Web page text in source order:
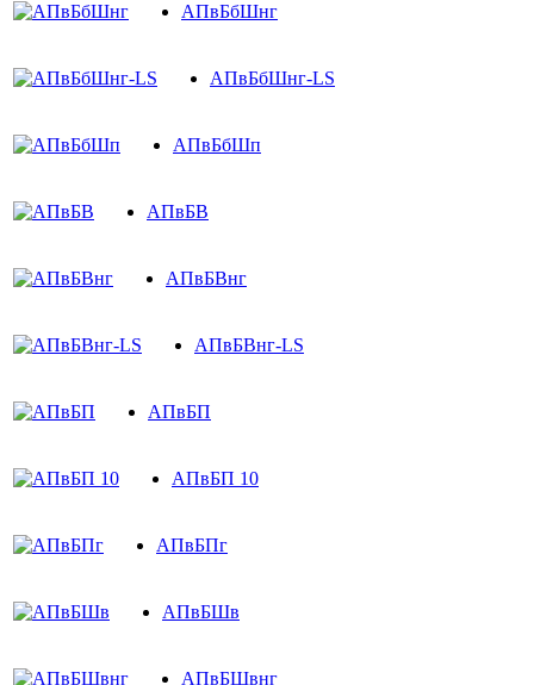
АПвБбШнг
АПвБбШнг-LS
АПвБбШп
АПвБВ
АПвБВнг
АПвБВнг-LS
АПвБП
АПвБП 10
АПвБПг
АПвБШв
АПвБШвнг